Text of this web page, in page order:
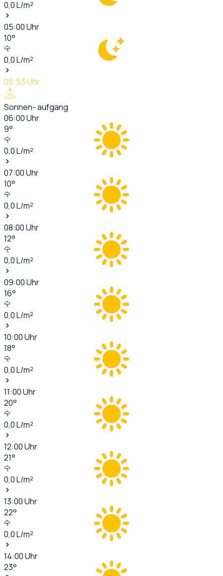
0,0L/m²
05:00Uhr
10°
0,0L/m²
05:53Uhr
Sonnen- aufgang
06:00Uhr
9°
0,0L/m²
07:00Uhr
10°
0,0L/m²
08:00Uhr
12°
0,0L/m²
09:00Uhr
16°
0,0L/m²
10:00Uhr
18°
0,0L/m²
11:00Uhr
20°
0,0L/m²
12:00Uhr
21°
0,0L/m²
13:00Uhr
22°
0,0L/m²
14:00Uhr
23°